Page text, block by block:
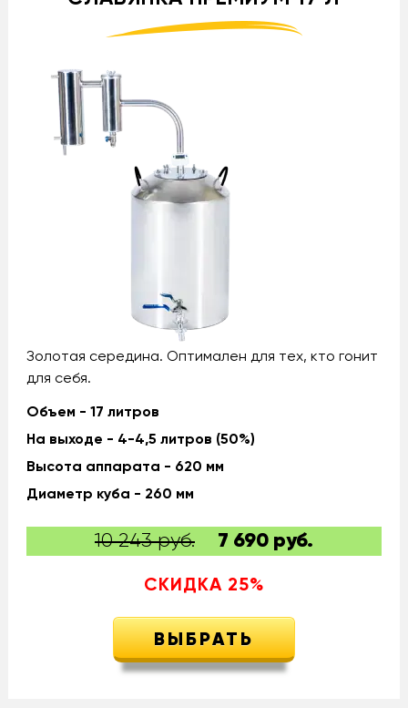
Золотая середина. Оптимален для тех, кто гонит
для себя.
Объем - 17 литров
На выходе - 4-4,5 литров (50%)
Высота аппарата - 620 мм
Диаметр куба - 260 мм
10 243 руб. 7 690руб.
СКИДКА 25%
ВЫБРАТЬ